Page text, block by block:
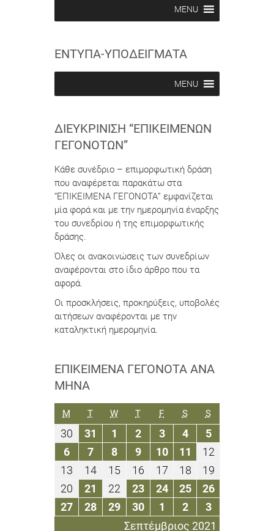
MENU
ΕΝΤΥΠΑ-ΥΠΟΔΕΙΓΜΑΤΑ
MENU
ΔΙΕΥΚΡΊΝΙΣΗ “ΕΠΙΚΕΊΜΕΝΩΝ
ΓΕΓΟΝΌΤΩΝ”
Κάθε συνέδριο – επιμορφωτική δράση
που αναφέρεται παρακάτω στα
“ΕΠΙΚΕΙΜΕΝΑ ΓΕΓΟΝΟΤΑ” εμφανίζεται
μία φορά και με την ημερομηνία έναρξης
του συνεδρίου ή της επιμορφωτικής
δράσης.
Όλες οι ανακοινώσεις των συνεδρίων
αναφέρονται στο ίδιο άρθρο που τα
αφορά.
Οι προσκλήσεις, προκηρύξεις, υποβολές
αιτήσεων αναφέρονται με την
καταληκτική ημερομηνία.
ΕΠΙΚΕΊΜΕΝΑ ΓΕΓΟΝΌΤΑ ΑΝΆ
ΜΉΝΑ
Σεπτέμβριος 2021
M ΔΕΥΤΈΡΑ
TΤΡΊΤΗ
WΤΕΤΆΡΤΗ
TΠΈΜΠΤΗ
FΠΑΡΑΣΚΕΥΉ
SΣΆΒΒΑΤΟ
SΚΥΡΙΑΚΉ
30
Αυγούστου
2021
31
Αυγούστου
2021
1
Σεπτεμβρίου
2021
22
Σεπτεμβρίου
2021
33
Σεπτεμβρίου
2021
44
Σεπτεμβρίου
2021
55
2021
66
Σεπτεμβρίου
2021
77
Σεπτεμβρίου
2021
88
Σεπτεμβρίου
2021
99
Σεπτεμβρίου
2021
1010
Σεπτεμβρίου
2021
11
Σεπτεμβρίου
2021
1212
2021
13
Σεπτεμβρίου
2021
1414
Σεπτεμβρίου
2021
1515
Σεπτεμβρίου
2021
16
Σεπτεμβρίου
2021
1717
Σεπτεμβρίου
2021
1818
Σεπτεμβρίου
2021
1919
2021
20
Σεπτεμβρίου
2021
21
Σεπτεμβρίου
2021
22
Σεπτεμβρίου
2021
2323
Σεπτεμβρίου
2021
2424
Σεπτεμβρίου
2021
2525
Σεπτεμβρίου
2021
2626
2021
2727
Σεπτεμβρίου
2828
Σεπτεμβρίου
2929
Σεπτεμβρίου
3030
Σεπτεμβρίου
1
Οκτωβρίου
22
Οκτωβρίου
33
Οκτωβρίου